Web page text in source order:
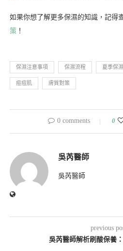
如果你想了解更多保濕的知識，記得
策 ！
保濕注意事項 保濕流程 夏季保濕
痘痘肌 膚質對策
0 comments 0
吳芮醫師
吳芮醫師
previous
吳芮醫師解析刷酸保養